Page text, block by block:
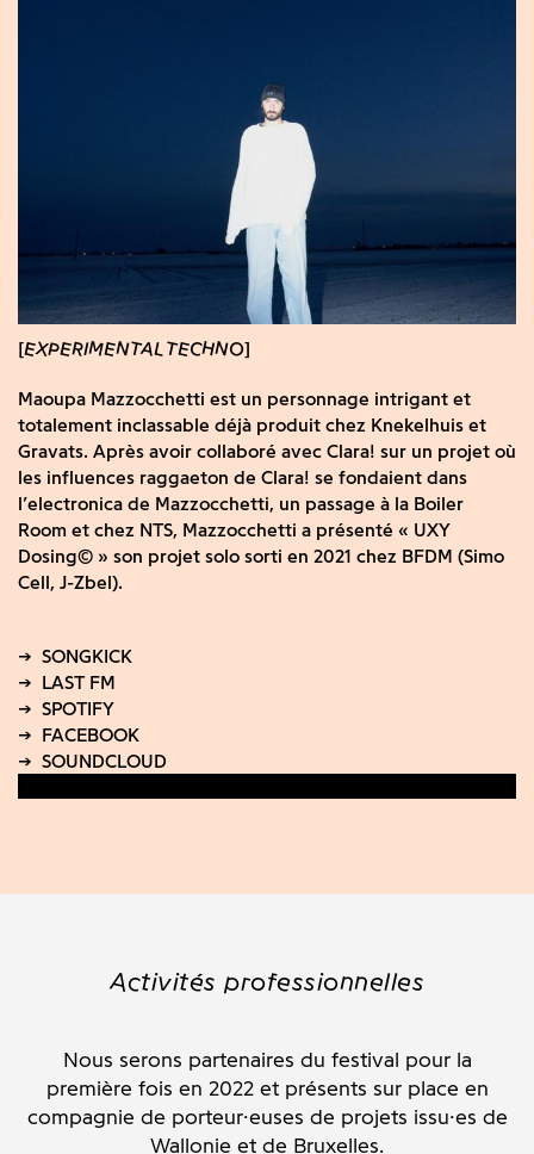
EXPERIMENTAL TECHNO
Maoupa Mazzocchetti est un personnage intrigant et
totalement inclassable déjà produit chez Knekelhuis et
Gravats. Après avoir collaboré avec Clara! sur un projet où
les influences raggaeton de Clara! se fondaient dans
l’electronica de Mazzocchetti, un passage à la Boiler
Room et chez NTS, Mazzocchetti a présenté « UXY
Dosing© » son projet solo sorti en 2021 chez BFDM (Simo
Cell, J-Zbel).
Activités professionnelles
Nous serons partenaires du festival pour la
première fois en 2022 et présents sur place en
compagnie de porteur·euses de projets issu·es de
Wallonie et de Bruxelles.